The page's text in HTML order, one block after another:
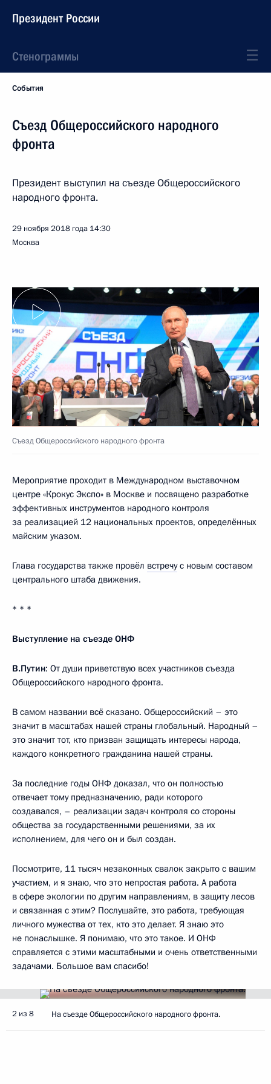
Президент России
Стенограммы
События
Съезд Общероссийского народного
фронта
Президент выступил на съезде Общероссийского
народного фронта.
29 ноября 2018 года 14:30
Москва
Съезд Общероссийского народного фронта
Мероприятие проходит в Международном выставочном
центре «Крокус Экспо» в Москве и посвящено разработке
эффективных инструментов народного контроля
за реализацией 12 национальных проектов, определённых
майским указом.
Глава государства также провёл встречус новым составом
центрального штаба движения.
* * *
Выступление на съезде ОНФ
В.Путин: От души приветствую всех участников съезда
Общероссийского народного фронта.
В самом названии всё сказано. Общероссийский – это
значит в масштабах нашей страны глобальный. Народный –
это значит тот, кто призван защищать интересы народа,
каждого конкретного гражданина нашей страны.
За последние годы ОНФ доказал, что он полностью
отвечает тому предназначению, ради которого
создавался, – реализации задач контроля со стороны
общества за государственными решениями, за их
исполнением, для чего он и был создан.
Посмотрите, 11 тысяч незаконных свалок закрыто с вашим
участием, и я знаю, что это непростая работа. А работа
в сфере экологии по другим направлениям, в защиту лесов
и связанная с этим? Послушайте, это работа, требующая
личного мужества от тех, кто это делает. Я знаю это
не понаслышке. Я понимаю, что это такое. И ОНФ
справляется с этими масштабными и очень ответственными
задачами. Большое вам спасибо!
2 из 8 На съезде Общероссийского народного фронта.